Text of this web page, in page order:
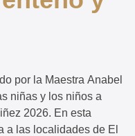
por la Maestra Anabel
niñas y los niños a
2026. En esta
a las localidades de El